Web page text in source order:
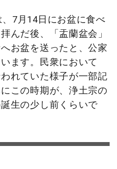
7月14日にお盆に食べ
んだ後、「盂蘭盆会」
お盆を送ったと、公家
ます。民衆において
れていた様子が一部記
この時期が、浄土宗の
生の少し前くらいで